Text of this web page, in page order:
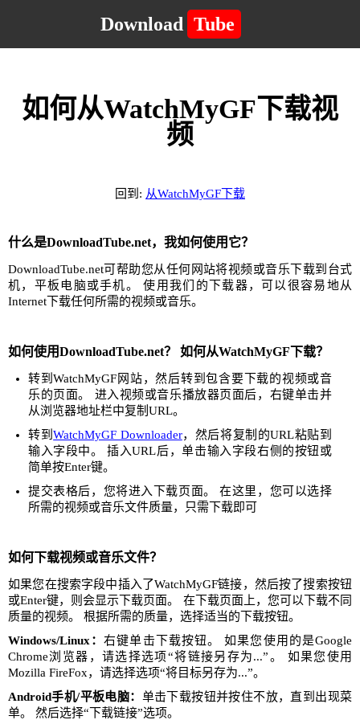
Download Tube
如何从WatchMyGF下载视
频
回到: 从WatchMyGF下载
什么是DownloadTube.net，我如何使用它？
DownloadTube.net可帮助您从任何网站将视频或音乐下载到台式
机，平板电脑或手机。 使用我们的下载器，可以很容易地从
Internet下载任何所需的视频或音乐。
如何使用DownloadTube.net？ 如何从WatchMyGF下载？
转到WatchMyGF网站，然后转到包含要下载的视频或音
乐的页面。 进入视频或音乐播放器页面后，右键单击并
从浏览器地址栏中复制URL。
转到WatchMyGF Downloader，然后将复制的URL粘贴到
输入字段中。 插入URL后，单击输入字段右侧的按钮或
简单按Enter键。
提交表格后，您将进入下载页面。 在这里，您可以选择
所需的视频或音乐文件质量，只需下载即可
如何下载视频或音乐文件？
如果您在搜索字段中插入了WatchMyGF链接，然后按了搜索按钮
或Enter键，则会显示下载页面。 在下载页面上，您可以下载不同
质量的视频。 根据所需的质量，选择适当的下载按钮。
Windows/Linux：右键单击下载按钮。 如果您使用的是Google
Chrome浏览器，请选择选项“将链接另存为...”。 如果您使用
Mozilla FireFox，请选择选项“将目标另存为...”。
Android手机/平板电脑： 单击下载按钮并按住不放，直到出现菜
单。 然后选择“下载链接”选项。